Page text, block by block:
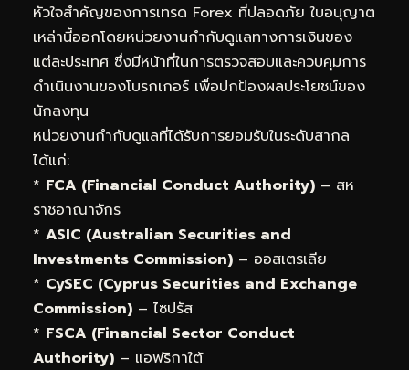
หัวใจสำคัญของการเทรด Forex ที่ปลอดภัย ใบอนุญาต
เหล่านี้ออกโดยหน่วยงานกำกับดูแลทางการเงินของ
แต่ละประเทศ ซึ่งมีหน้าที่ในการตรวจสอบและควบคุมการ
ดำเนินงานของโบรกเกอร์ เพื่อปกป้องผลประโยชน์ของ
นักลงทุน
หน่วยงานกำกับดูแลที่ได้รับการยอมรับในระดับสากล
ได้แก่:
* FCA (Financial Conduct Authority) – สห
ราชอาณาจักร
* ASIC (Australian Securities and
Investments Commission) – ออสเตรเลีย
* CySEC (Cyprus Securities and Exchange
Commission) – ไซปรัส
* FSCA (Financial Sector Conduct
Authority) – แอฟริกาใต้